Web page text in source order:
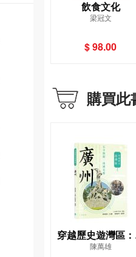
飲食文化
梁冠文
$ 98.00
購買此
穿越歷史遊灣區
州
陳萬雄